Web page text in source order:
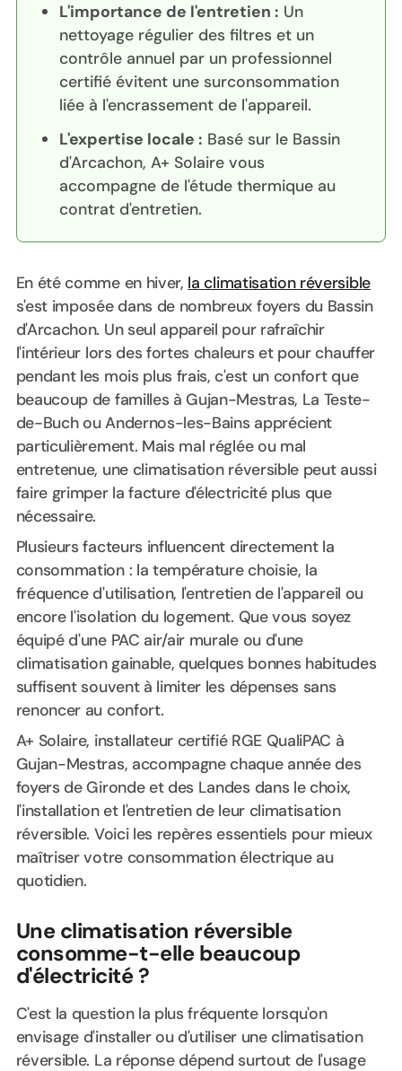
L'importance de l'entretien : Un
nettoyage régulier des filtres et un
contrôle annuel par un professionnel
certifié évitent une surconsommation
liée à l'encrassement de l'appareil.
L'expertise locale : Basé sur le Bassin
d'Arcachon, A+ Solaire vous
accompagne de l'étude thermique au
contrat d'entretien.
En été comme en hiver, la climatisation réversible
s'est imposée dans de nombreux foyers du Bassin
d'Arcachon. Un seul appareil pour rafraîchir
l'intérieur lors des fortes chaleurs et pour chauffer
pendant les mois plus frais, c'est un confort que
beaucoup de familles à Gujan-Mestras, La Teste-
de-Buch ou Andernos-les-Bains apprécient
particulièrement. Mais mal réglée ou mal
entretenue, une climatisation réversible peut aussi
faire grimper la facture d'électricité plus que
nécessaire.
Plusieurs facteurs influencent directement la
consommation : la température choisie, la
fréquence d'utilisation, l'entretien de l'appareil ou
encore l'isolation du logement. Que vous soyez
équipé d'une PAC air/air murale ou d'une
climatisation gainable, quelques bonnes habitudes
suffisent souvent à limiter les dépenses sans
renoncer au confort.
A+ Solaire, installateur certifié RGE QualiPAC à
Gujan-Mestras, accompagne chaque année des
foyers de Gironde et des Landes dans le choix,
l'installation et l'entretien de leur climatisation
réversible. Voici les repères essentiels pour mieux
maîtriser votre consommation électrique au
quotidien.
Une climatisation réversible
consomme-t-elle beaucoup
d'électricité ?
C'est la question la plus fréquente lorsqu'on
envisage d'installer ou d'utiliser une climatisation
réversible. La réponse dépend surtout de l'usage